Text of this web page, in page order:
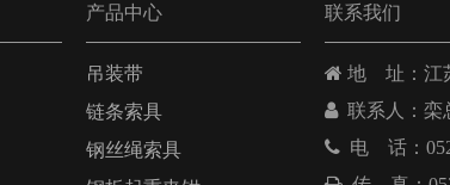
产品中心
吊装带
链条索具
钢丝绳索具
联系我们
 地 址： 江
联系人：栾
 电 话：